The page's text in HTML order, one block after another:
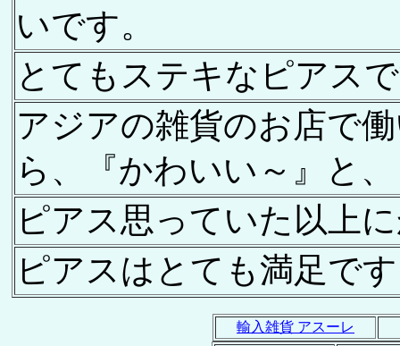
いです。
とてもステキなピアス
アジアの雑貨のお店で
ら、『かわいい～』と
ピアス思っていた以上
ピアスはとても満足で
輸入雑貨 アスーレ